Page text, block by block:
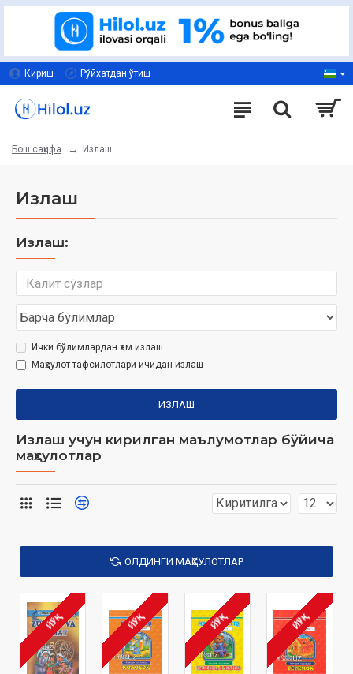
Кириш Рўйхатдан ўтиш
Бош саҳифа Излаш
Излаш
Излаш:
Ички бўлимлардан ҳам излаш
Маҳсулот тафсилотлари ичидан излаш
ИЗЛАШ
Излаш учун кирилган маълумотлар бўйича
маҳсулотлар
ОЛДИНГИ МАҲСУЛОТЛАР
ЙЎҚ ЙЎҚ ЙЎҚ ЙЎҚ